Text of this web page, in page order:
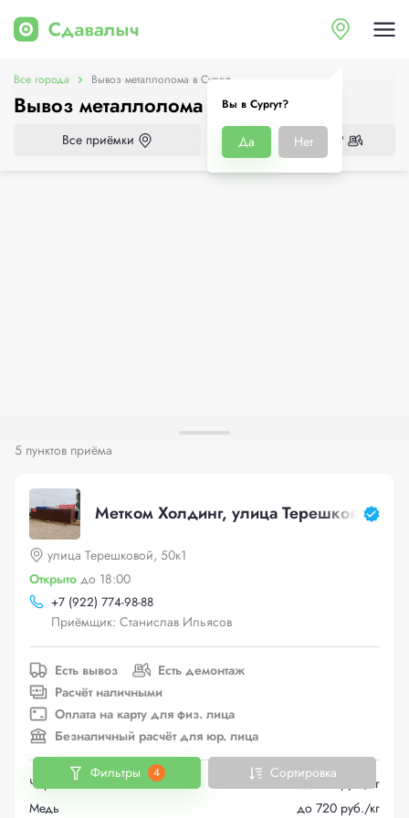
Вы в Сургут?
Да Нет
Все города Вывоз металлолома в Сургут
Вывоз металлолома в Сургут
Все приёмки Нужен демонтаж?
5 пунктов приёма
Метком Холдинг, улица Терешковой,
улица Терешковой, 50к1
Открыто до 18:00
+7 (922) 774-98-88
Приёмщик: Станислав Ильясов
Есть вывоз
Есть демонтаж
Расчёт наличными
Оплата на карту для физ. лица
Безналичный расчёт для юр. лица
Черный металлолом
до 20 руб./кг
Медь
до 720 руб./кг
Фильтры 4 Сортировка